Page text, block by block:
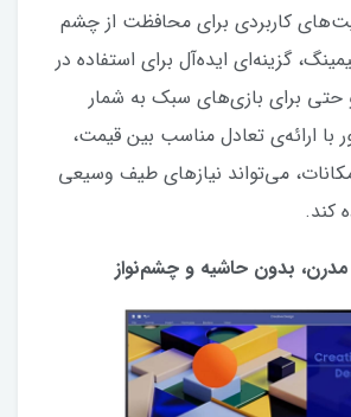
کاربردی برای محافظت از چشم
گزینه‌ای ایده‌آل برای استفاده در
حتی برای بازی‌های سبک به شمار
با ارائه‌ی تعادل مناسب بین قیمت،
می‌تواند نیازهای طیف وسیعی
کند.
بدون حاشیه و چشم‌نواز